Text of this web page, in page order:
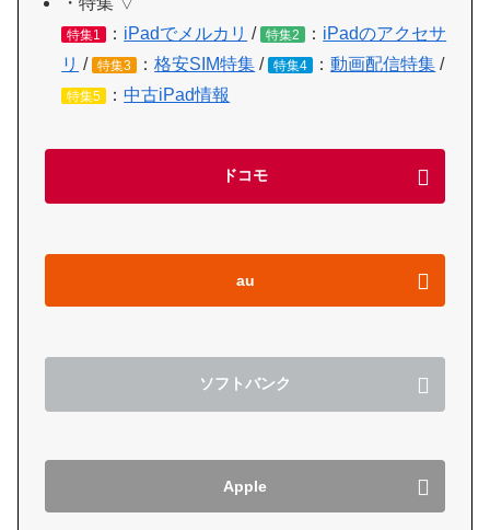
特集1 ： iPadでメルカリ / 特集2 ： iPadのアクセサ
リ / 特集3 ：格安SIM特集 / 特集4 ：動画配信特集 /
特集5 ：中古iPad情報
ドコモ
au
ソフトバンク
Apple